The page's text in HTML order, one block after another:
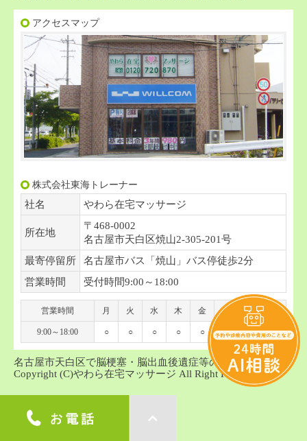
アクセスマップ
株式会社東海トレーナー
社名
やわら在宅マッサージ
所在地
〒468-0002
名古屋市天白区焼山2-305-201号
最寄停留所
名古屋市バス「焼山」バス停徒歩2分
営業時間
受付時間9:00～18:00
営業時間 月 火 水 木 金 土 日
9:00～18:00 ○ ○ ○ ○ ○ ○ - -
名古屋市天白区で脳梗塞・脳出血後遺症等の訪問マッサージ
Copyright (C)やわら在宅マッサージ All Right Reserved.